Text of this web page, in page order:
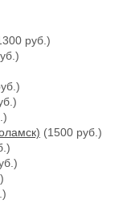
руб.)
(1500 руб.)